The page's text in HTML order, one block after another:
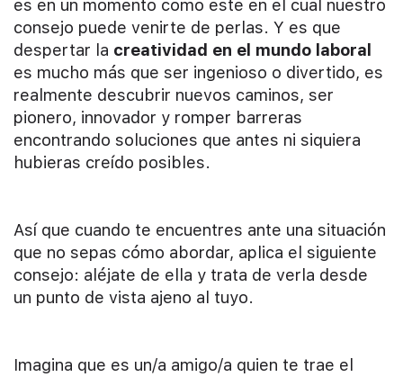
es en un momento como este en el cual nuestro
consejo puede venirte de perlas. Y es que
despertar la creatividad en el mundo laboral
es mucho más que ser ingenioso o divertido, es
realmente descubrir nuevos caminos, ser
pionero, innovador y romper barreras
encontrando soluciones que antes ni siquiera
hubieras creído posibles.
Así que cuando te encuentres ante una situación
que no sepas cómo abordar, aplica el siguiente
consejo: aléjate de ella y trata de verla desde
un punto de vista ajeno al tuyo.
Imagina que es un/a amigo/a quien te trae el